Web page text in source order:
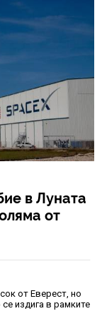
в Луната
от
от Еверест, но
издига в рамките